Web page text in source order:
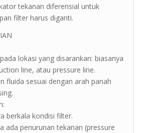
tekanan diferensial untuk
filter harus diganti.
lokasi yang disarankan: biasanya
line, atau pressure line.
fluida sesuai dengan arah panah
berkala kondisi filter.
ada penurunan tekanan (pressure